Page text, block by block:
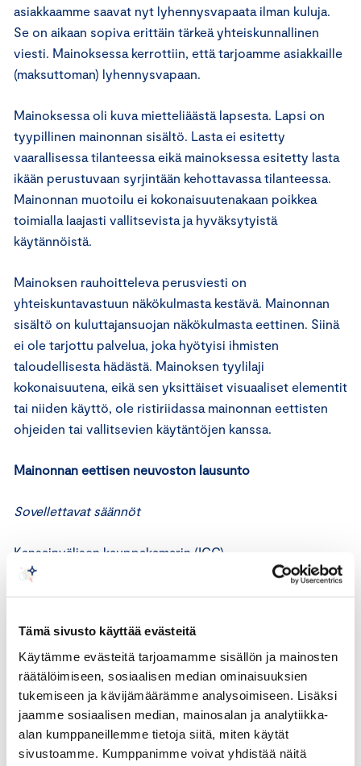
Tämä sivusto käyttää evästeitä
Käytämme evästeitä tarjoamamme sisällön ja mainosten
räätälöimiseen, sosiaalisen median ominaisuuksien
tukemiseen ja kävijämäärämme analysoimiseen. Lisäksi
jaamme sosiaalisen median, mainosalan ja analytiikka-
alan kumppaneillemme tietoja siitä, miten käytät
sivustoamme. Kumppanimme voivat yhdistää näitä
asiakkaamme saavat nyt lyhennysvapaata ilman kuluja.
Se on aikaan sopiva erittäin tärkeä yhteiskunnallinen
viesti. Mainoksessa kerrottiin, että tarjoamme asiakkaille
(maksuttoman) lyhennysvapaan.
Mainoksessa oli kuva mietteliäästä lapsesta. Lapsi on
tyypillinen mainonnan sisältö. Lasta ei esitetty
vaarallisessa tilanteessa eikä mainoksessa esitetty lasta
ikään perustuvaan syrjintään kehottavassa tilanteessa.
Mainonnan muotoilu ei kokonaisuutenakaan poikkea
toimialla laajasti vallitsevista ja hyväksytyistä
käytännöistä.
Mainoksen rauhoitteleva perusviesti on
yhteiskuntavastuun näkökulmasta kestävä. Mainonnan
sisältö on kuluttajansuojan näkökulmasta eettinen. Siinä
ei ole tarjottu palvelua, joka hyötyisi ihmisten
taloudellisesta hädästä. Mainoksen tyylilaji
kokonaisuutena, eikä sen yksittäiset visuaaliset elementit
tai niiden käyttö, ole ristiriidassa mainonnan eettisten
ohjeiden tai vallitsevien käytäntöjen kanssa.
Mainonnan eettisen neuvoston lausunto
Sovellettavat säännöt
Kansainvälisen kauppakamarin (ICC)
markkinointisääntöjen määritelmän mukaan lapsi
tarkoittaa alle 13-vuotiasta henkilöä.
ICC:n markkinoinnin perussääntöjen 1 artiklan mukaan
markkinoinnissa on otettava huomioon yhteiskunnallinen
ja ammatillinen vastuu asianmukaisella tavalla.
ICC:n markkinoinnin perussääntöjen 2 artiklan mukaan
markkinoinnissa ei tule ilman perusteltua syytä käyttää
hyväksi pelkoa, vastoinkäymisiä tai kärsimystä.